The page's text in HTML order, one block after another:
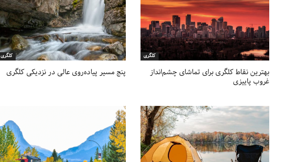
کلگری
پنج مسیر پیاده‌روی عالی در نزدیکی کلگری
کلگری
بهترین نقاط کلگری برای تماشای چشم‌انداز
غروب پاییزی